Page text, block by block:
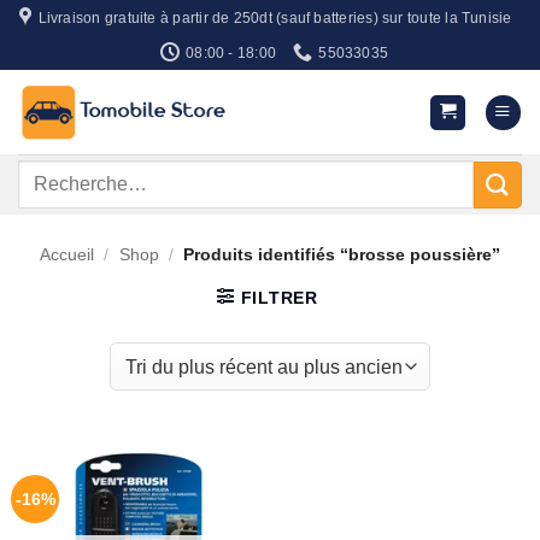
Passer
contenu
Livraison gratuite à partir de 250dt (sauf batteries) sur toute la Tunisie
08:00 - 18:00 55033035
Recherche
Accueil / Shop / Produits identifiés “brosse poussière”
FILTRER
-16%